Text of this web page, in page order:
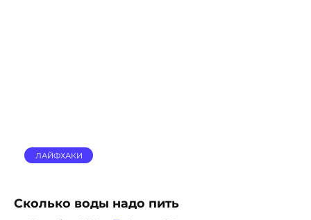
ЛАЙФХАКИ
Сколько воды надо пить